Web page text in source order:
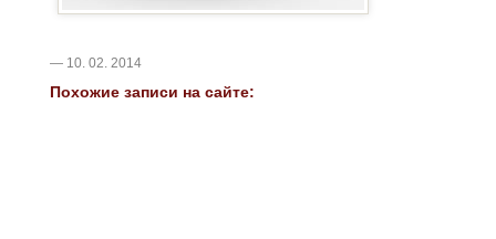
— 10. 02. 2014
Похожие записи на сайте: